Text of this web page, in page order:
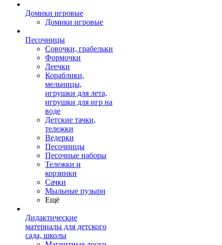
Домики игровые
Домики игровые
Песочницы
Совочки, грабельки
Формочки
Леечки
Кораблики,
мельницы,
игрушки для лета,
игрушки для игр на
воде
Детские тачки,
тележки
Ведерки
Песочницы
Песочные наборы
Тележки и
корзинки
Сачки
Мыльные пузыри
Ещё
Дидактические
материалы для детского
сада, школы